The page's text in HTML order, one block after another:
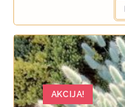
AKCIJA!